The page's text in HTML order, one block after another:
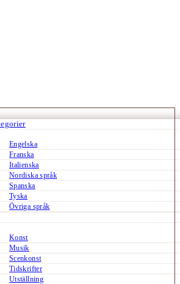
Engelska
Franska
Italienska
Nordiska språk
Spanska
Tyska
Övriga språk
Konst
Musik
Scenkonst
Tidskrifter
Utställning